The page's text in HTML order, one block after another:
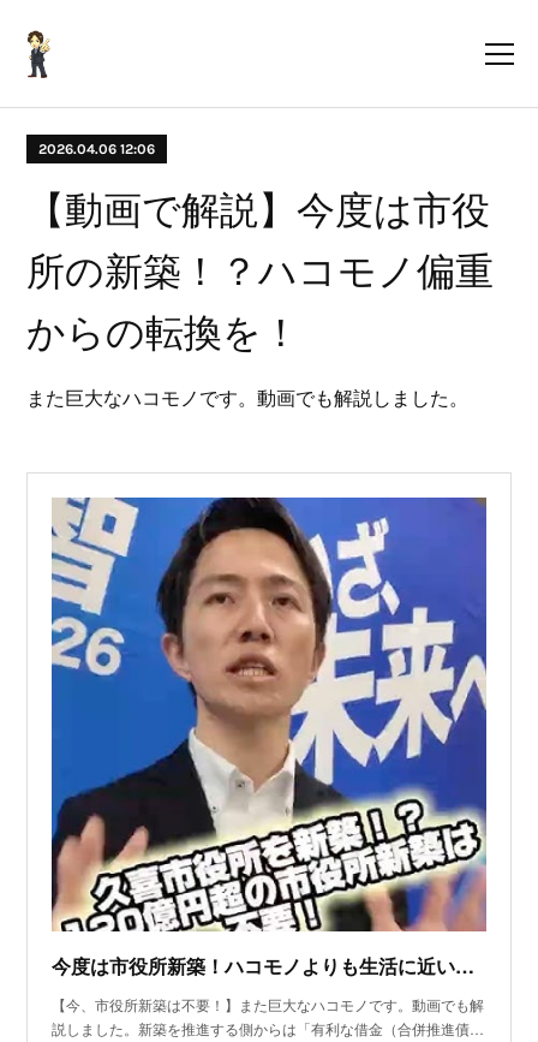
2026.04.06 12:06
【動画で解説】今度は市役
所の新築！？ハコモノ偏重
からの転換を！
また巨大なハコモノです。動画でも解説しました。
今度は市役所新築！ハコモノよりも生活に近い予算を！＃久喜市 ＃きし信智
【今、市役所新築は不要！】また巨大なハコモノです。動画でも解
説しました。新築を推進する側からは「有利な借金（合併推進債…